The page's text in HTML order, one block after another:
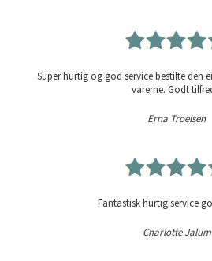
Super hurtig og god service bestilte den
varerne. Godt
Erna Troelsen
Fantastisk hurtig service
Charlotte Jalum